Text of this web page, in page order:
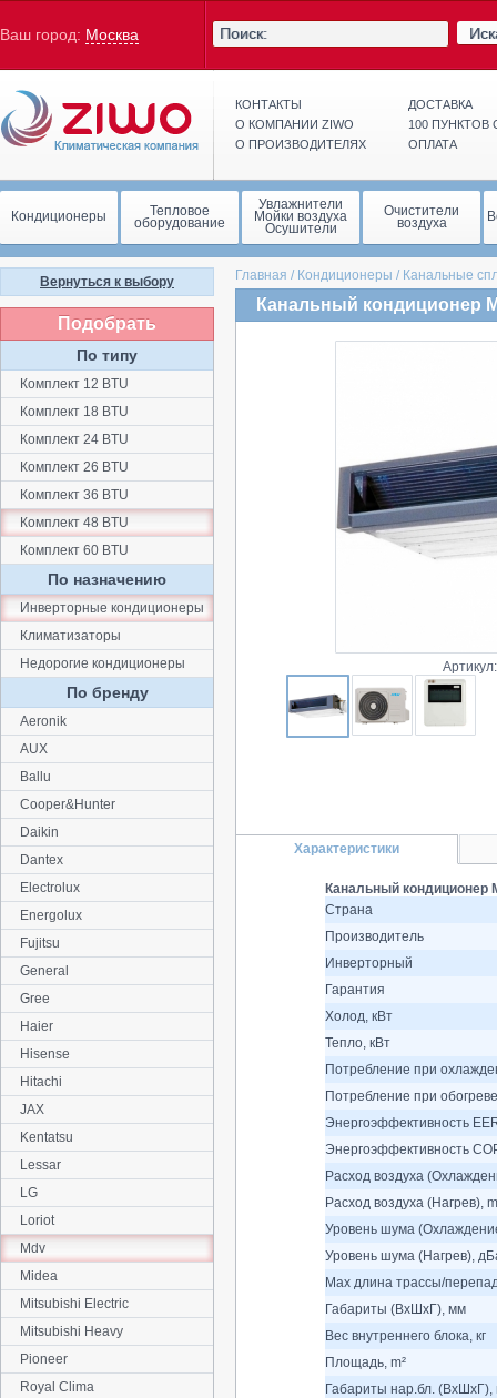
Ваш город: Москва
КОНТАКТЫ
О КОМПАНИИ ZIWO
О ПРОИЗВОДИТЕЛЯХ
ДОСТАВКА
100
ОПЛАТА
Кондиционеры Тепловое
оборудование
Увлажнители
Мойки воздуха
Осушители
Очистители
воздуха
Главная / Кондиционеры / Канальные
Канальный кондиционер
Характеристики
Канальный кондиционер
Страна
Производитель
Инверторный
Гарантия
Холод, кВт
Тепло, кВт
Потребление при
Потребление при
Энергоэффективность
Энергоэффективность
Расход воздуха
Расход воздуха (Нагрев),
Уровень шума
Уровень шума (Нагрев),
Max длина трассы/
Габариты (ВхШхГ), мм
Вес внутреннего блока, кг
Площадь, m²
Габариты нар.бл. (ВхШхГ),
Вернуться к выбору
Подобрать
По типу
Комплект 12 BTU
Комплект 18 BTU
Комплект 24 BTU
Комплект 26 BTU
Комплект 36 BTU
Комплект 48 BTU
Комплект 60 BTU
По назначению
Инверторные кондиционеры
Климатизаторы
Недорогие кондиционеры
По бренду
Aeronik
AUX
Ballu
Cooper&Hunter
Daikin
Dantex
Electrolux
Energolux
Fujitsu
General
Gree
Haier
Hisense
Hitachi
JAX
Kentatsu
Lessar
LG
Loriot
Mdv
Midea
Mitsubishi Electric
Mitsubishi Heavy
Pioneer
Royal Clima